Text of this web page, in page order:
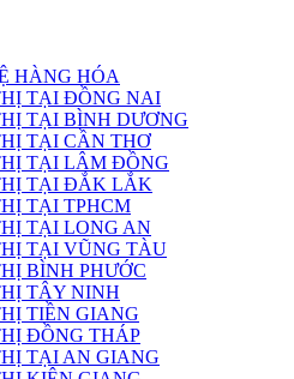
HÀNG HÓA
TẠI ĐỒNG NAI
TẠI BÌNH DƯƠNG
TẠI CẦN THƠ
TẠI LÂM ĐỒNG
TẠI ĐẮK LẮK
TẠI TPHCM
TẠI LONG AN
TẠI VŨNG TÀU
BÌNH PHƯỚC
TÂY NINH
TIỀN GIANG
ĐỒNG THÁP
TẠI AN GIANG